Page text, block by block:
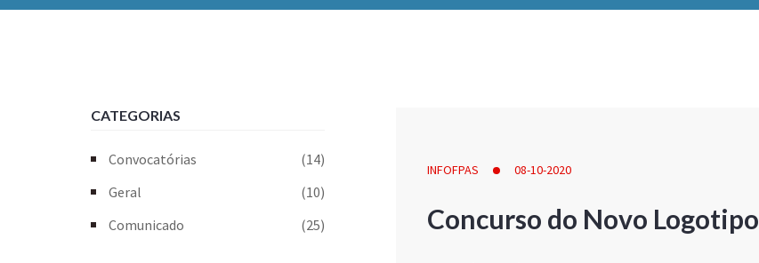
INFOFPAS 08-10-2020
Concurso do Novo Logotipo
CATEGORIAS
Convocatórias
(14)
Geral
(10)
Comunicado
(25)